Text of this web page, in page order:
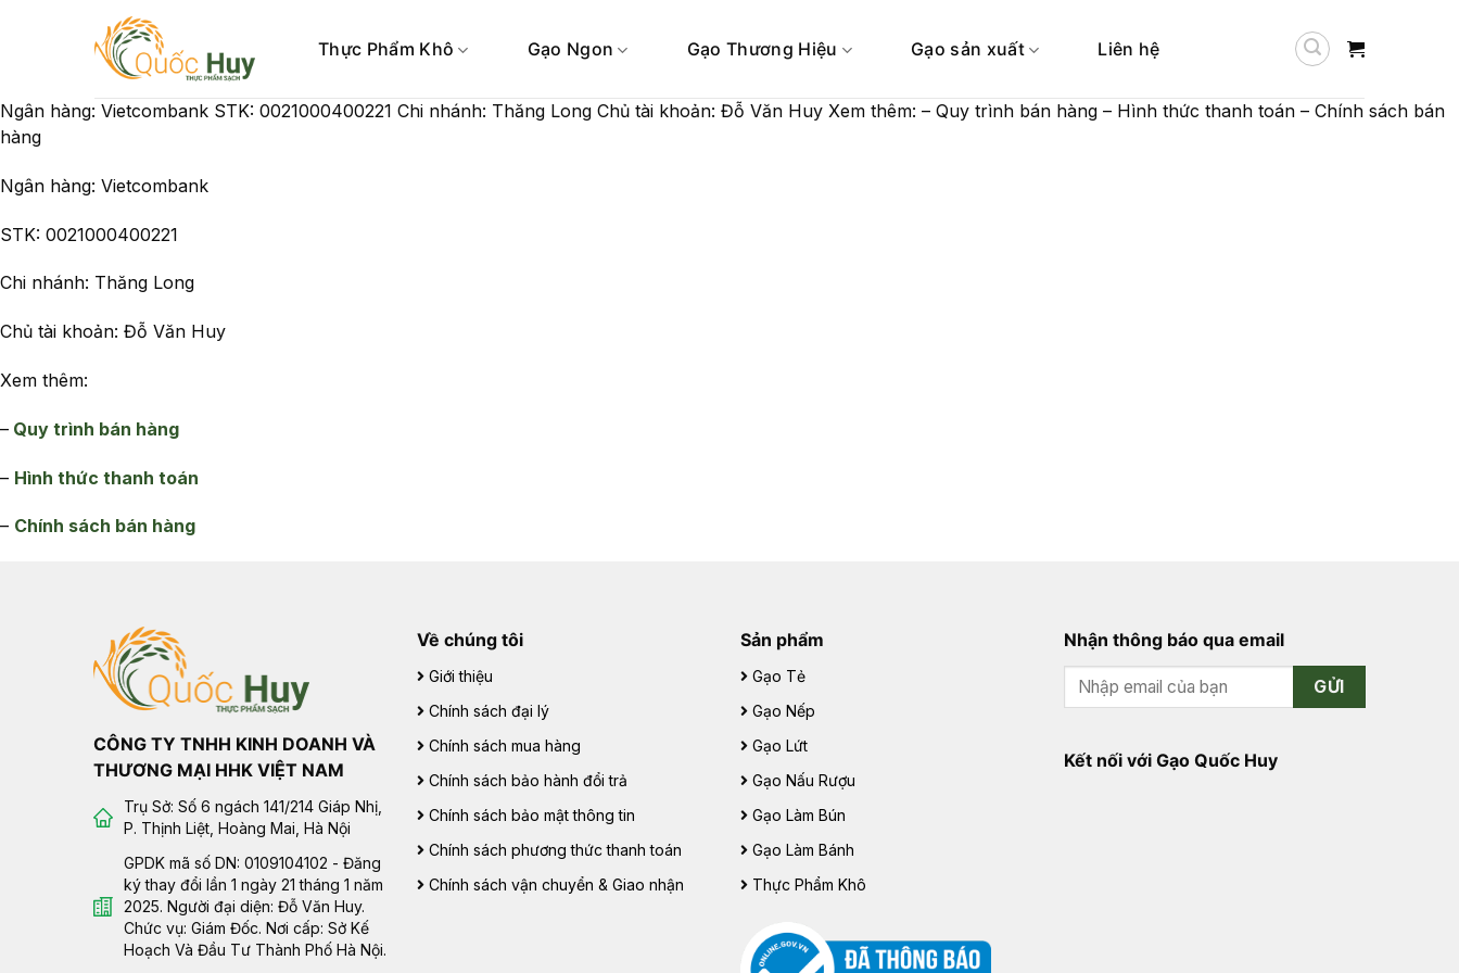
Thực Phẩm Khô Gạo Ngon Gạo Thương Hiệu Gạo sản xuất Liên hệ
Ngân hàng: Vietcombank STK: 0021000400221 Chi nhánh: Thăng Long Chủ tài khoản: Đỗ Văn Huy Xem thêm: – Quy trình bán hàng – Hình thức thanh toán – Chính sách bán
hàng
Ngân hàng: Vietcombank
STK: 0021000400221
Chi nhánh: Thăng Long
Chủ tài khoản: Đỗ Văn Huy
Xem thêm:
– Quy trình bán hàng
– Hình thức thanh toán
– Chính sách bán hàng
CÔNG TY TNHH KINH DOANH VÀ
THƯƠNG MẠI HHK VIỆT NAM
Trụ Sở: Số 6 ngách 141/214 Giáp Nhị,
P. Thịnh Liệt, Hoàng Mai, Hà Nội
GPDK mã số DN: 0109104102 - Đăng
ký thay đổi lần 1 ngày 21 tháng 1 năm
2025. Người đại diện: Đỗ Văn Huy.
Chức vụ: Giám Đốc. Nơi cấp: Sở Kế
Hoạch Và Đầu Tư Thành Phố Hà Nội.
Về chúng tôi
Giới thiệu
Chính sách đại lý
Chính sách mua hàng
Chính sách bảo hành đổi trả
Chính sách bảo mật thông tin
Chính sách phương thức thanh toán
Chính sách vận chuyển & Giao nhận
Sản phẩm
Gạo Tẻ
Gạo Nếp
Gạo Lứt
Gạo Nấu Rượu
Gạo Làm Bún
Gạo Làm Bánh
Thực Phẩm Khô
Nhận thông báo qua email
GỬI
Kết nối với Gạo Quốc Huy